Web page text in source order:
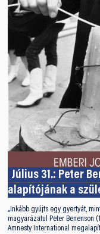
Július 31.: Peter
alapítójának a
„Inkább gyújts egy gyertyát,
magyarázatul Peter Benenson
Amnesty International